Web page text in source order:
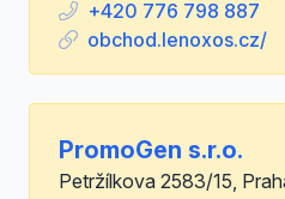
+420 776 798 887
obchod.lenoxos.cz/
PromoGen s.r.o.
Petržílkova 2583/15,